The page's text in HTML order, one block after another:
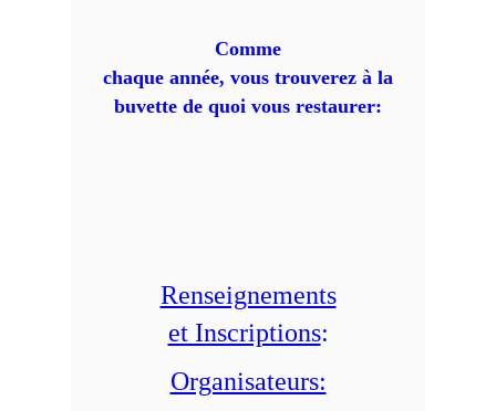
Comme
chaque année, vous trouverez à la
buvette de quoi vous restaurer:
Renseignements
et Inscriptions:
Organisateurs: